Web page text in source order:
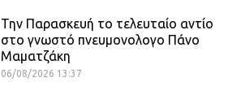
Την Παρασκευή το τελευταίο αντίο
στο γνωστό πνευμονολογο Πάνο
Μαματζάκη
06/08/2026 13:37